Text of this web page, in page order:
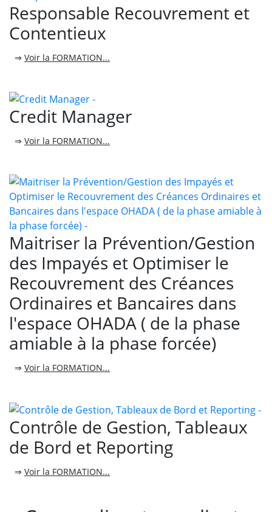
Responsable Recouvrement et
Contentieux
⇒ Voir la FORMATION...
Credit Manager
⇒ Voir la FORMATION...
Maitriser la Prévention/Gestion
des Impayés et Optimiser le
Recouvrement des Créances
Ordinaires et Bancaires dans
l'espace OHADA ( de la phase
amiable à la phase forcée)
⇒ Voir la FORMATION...
Contrôle de Gestion, Tableaux
de Bord et Reporting
⇒ Voir la FORMATION...